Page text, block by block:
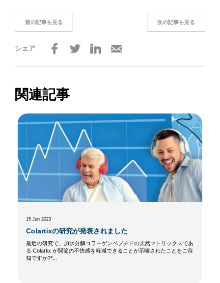
前の記事を見る 次の記事を見る
シェア
関連記事
15 Jun 2023
Colartixの研究が発表されました
最近の研究で、加水分解コラーゲンペプチドの天然マトリックスであ
る Colartix が関節の不快感を軽減できることが示唆されたことをご存
知ですか?*...